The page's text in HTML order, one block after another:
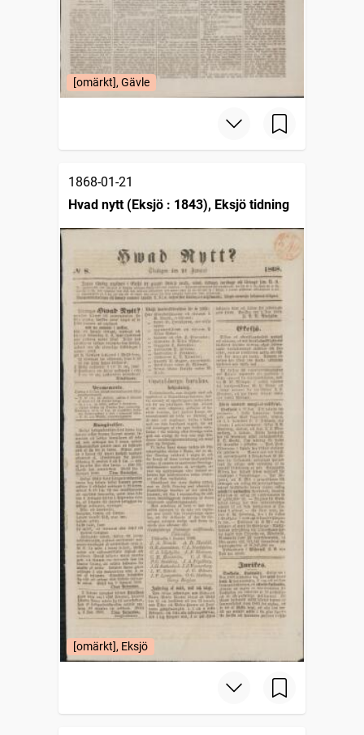
[omärkt], Gävle
1868-01-21
Hvad nytt (Eksjö : 1843), Eksjö tidning
[omärkt], Eksjö